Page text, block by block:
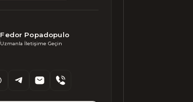
Fedor Popadopulo
Uzmanla İletişime Geçin